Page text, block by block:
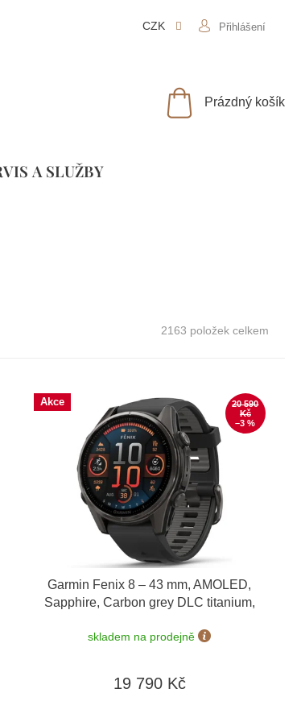
CZK Přihlášení
NÁKUPNÍ
Prázdný košík
SLUŽBY
2163 položek celkem
Akce
20 590
Kč
–3 %
Garmin Fenix 8 – 43 mm, AMOLED,
Sapphire, Carbon grey DLC titanium,
skladem na prodejně
19 790 Kč